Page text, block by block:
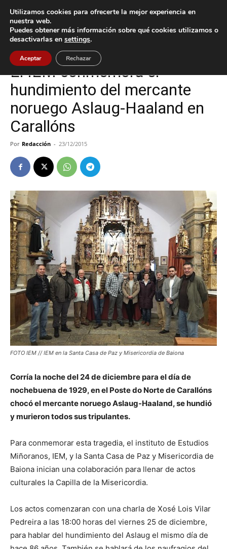
Inicio Gondomar
Gondomar
El IEM conmemora el
hundimiento del mercante
noruego Aslaug-Haaland en
Carallóns
Por Redacción - 23/12/2015
FOTO IEM // IEM en la Santa Casa de Paz y Misericordia de Baiona
Corría la noche del 24 de diciembre para el día de
nochebuena de 1929, en el Poste do Norte de Carallóns
chocó el mercante noruego Aslaug-Haaland, se hundió
y murieron todos sus tripulantes.
Para conmemorar esta tragedia, el instituto de Estudios
Miñoranos, IEM, y la Santa Casa de Paz y Misericordia de
Baiona inician una colaboración para llenar de actos
culturales la Capilla de la Misericordia.
Los actos comenzaran con una charla de Xosé Lois Vilar
Pedreira a las 18:00 horas del viernes 25 de diciembre,
para hablar del hundimiento del Aslaug el mismo día de
Utilizamos cookies para ofrecerte la mejor experiencia en
nuestra web.
Puedes obtener más información sobre qué cookies utilizamos o
desactivarlas en settings.
Aceptar Rechazar